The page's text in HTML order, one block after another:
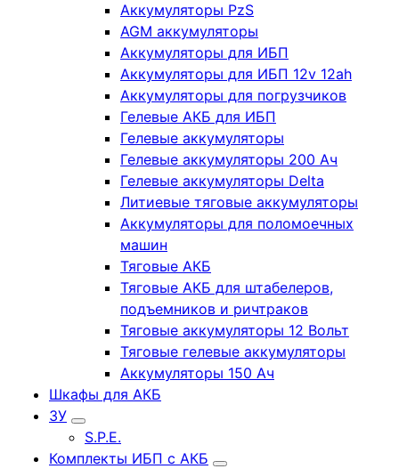
Аккумуляторы PzS
AGM аккумуляторы
Аккумуляторы для ИБП
Аккумуляторы для ИБП 12v 12ah
Аккумуляторы для погрузчиков
Гелевые АКБ для ИБП
Гелевые аккумуляторы
Гелевые аккумуляторы 200 Ач
Гелевые аккумуляторы Delta
Литиевые тяговые аккумуляторы
Аккумуляторы для поломоечных
машин
Тяговые АКБ
Тяговые АКБ для штабелеров,
подъемников и ричтраков
Тяговые аккумуляторы 12 Вольт
Тяговые гелевые аккумуляторы
Аккумуляторы 150 Ач
Шкафы для АКБ
ЗУ
S.P.E.
Комплекты ИБП с АКБ